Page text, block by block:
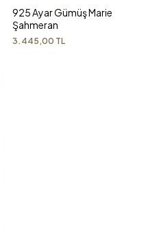
925 Ayar Gümüş Marie
Şahmeran
3.445,00 TL